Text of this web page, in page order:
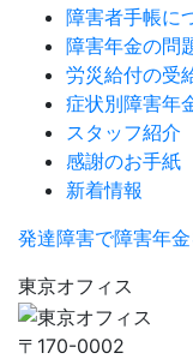
障害者手帳に
障害年金の問
労災給付の受
症状別障害年
スタッフ紹介
感謝のお手紙
新着情報
発達障害で障害年
東京オフィス
〒170-0002